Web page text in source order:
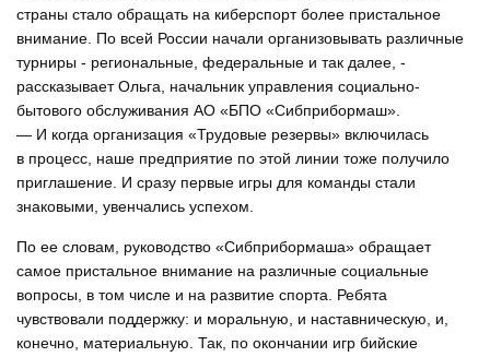
страны стало обращать на киберспорт более пристальное
внимание. По всей России начали организовывать различные
турниры - региональные, федеральные и так далее, -
рассказывает Ольга, начальник управления со­циально-
бытового обслуживания АО «БПО «Сибприбормаш».
— И когда организация «Трудовые резервы» включилась
в процесс, наше предприятие по этой линии тоже получило
приглашение. И сразу первые игры для команды стали
знаковыми, увенчались успехом.
По ее словам, руководство «Сибприбормаша» обращает
самое пристальное внимание на различные социальные
вопросы, в том числе и на развитие спорта. Ребята
чувствовали поддержку: и моральную, и наставническую, и,
конечно, материальную. Так, по окончании игр бийские